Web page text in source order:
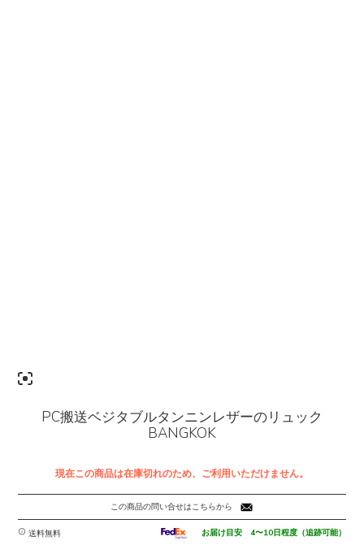
PC搬送ベジタブルタンニンレザーのリュック
BANGKOK
現在この商品は在庫切れのため、ご利用いただけません。
この商品の問い合せはこちらから
送料無料 お届け目安 4〜10日程度（追跡可能）